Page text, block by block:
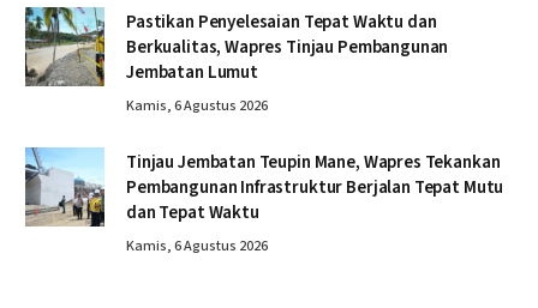
Pastikan Penyelesaian Tepat Waktu dan
Berkualitas, Wapres Tinjau Pembangunan
Jembatan Lumut
Kamis, 6 Agustus 2026
Tinjau Jembatan Teupin Mane, Wapres Tekankan
Pembangunan Infrastruktur Berjalan Tepat Mutu
dan Tepat Waktu
Kamis, 6 Agustus 2026